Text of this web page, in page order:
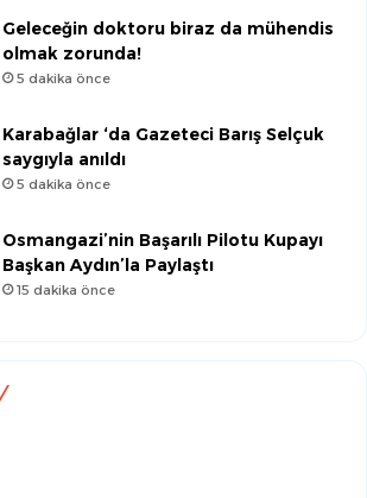
Geleceğin doktoru biraz da mühendis
olmak zorunda!
5 dakika önce
Karabağlar ‘da Gazeteci Barış Selçuk
saygıyla anıldı
5 dakika önce
Osmangazi’nin Başarılı Pilotu Kupayı
Başkan Aydın’la Paylaştı
15 dakika önce